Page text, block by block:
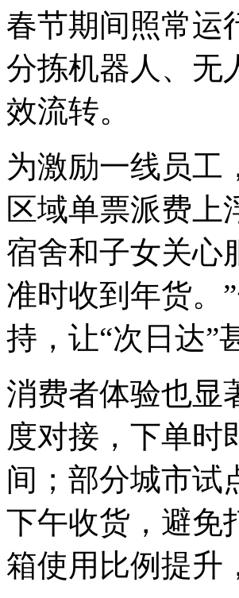
春节期间照常运
分拣机器人、无
效流转。
为激励一线员工
区域单票派费上
宿舍和子女关心
准时收到年货。
持，让“次日达”
消费者体验也显
度对接，下单时
间；部分城市试
下午收货，避免
箱使用比例提升